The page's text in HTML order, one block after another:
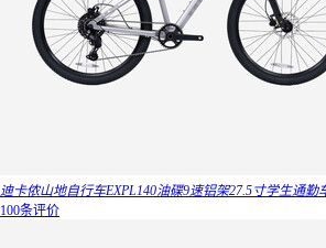
迪卡侬山地自行车EXPL140油碟9速铝架27.5寸学生通勤
100条评价